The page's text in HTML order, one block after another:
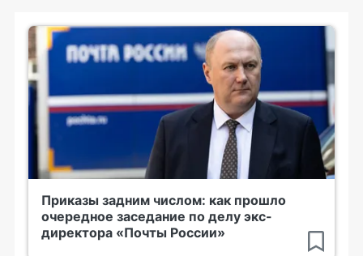
Приказы задним числом: как прошло
очередное заседание по делу экс-
директора «Почты России»